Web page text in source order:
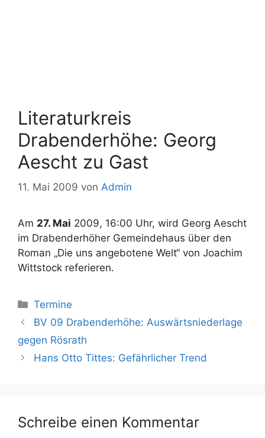
Literaturkreis
Drabenderhöhe: Georg
Aescht zu Gast
11. Mai 2009 von Admin
Am 27. Mai 2009, 16:00 Uhr, wird Georg Aescht
im Drabenderhöher Gemeindehaus über den
Roman „Die uns angebotene Welt“ von Joachim
Wittstock referieren.
Kategorien
Termine
BV 09 Drabenderhöhe: Auswärtsniederlage
gegen Rösrath
Hans Otto Tittes: Gefährlicher Trend
Schreibe einen Kommentar